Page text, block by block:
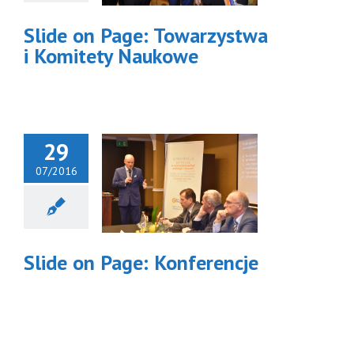
Slide on Page: Towarzystwa
i Komitety Naukowe
29
07/2016
on Page:
Slide on Page: Konferencje